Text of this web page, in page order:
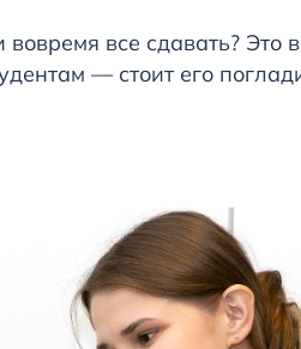
все сдавать? Это
— стоит его